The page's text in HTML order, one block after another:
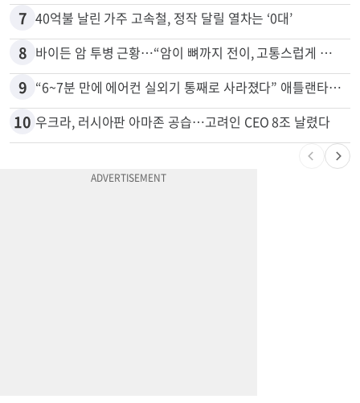
6 휴매나, 메디캘 어드밴티지 축소...60만명 플랜 상실 위기
7 40억불 날린 가주 고속철, 정작 달릴 열차는 ‘0대’
8 바이든 암 투병 근황…“암이 뼈까지 전이, 고통스럽게 투병 중”
9 “6~7분 만에 에어컨 실외기 통째로 사라졌다” 애틀랜타서 실외기 도난 급증
우크라, 러시아판 아마존 공습…고려인 CEO 8조 날렸다